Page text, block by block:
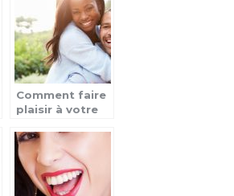
Comment faire
plaisir à votre
des cadeaux?